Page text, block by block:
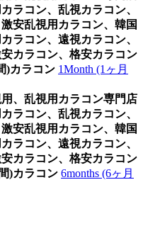
ラコン、乱視カラコン、
安乱視用カラコン、韓国
ラコン、遠視カラコン、
カラコン、格安カラコン
)カラコン 1Month (1ヶ月
、乱視用カラコン専門店
ラコン、乱視カラコン、
安乱視用カラコン、韓国
ラコン、遠視カラコン、
カラコン、格安カラコン
)カラコン 6months (6ヶ月